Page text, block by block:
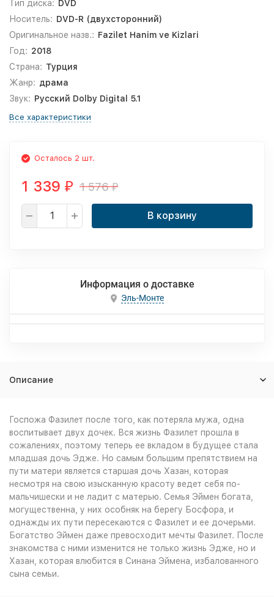
Тип диска: DVD
Носитель: DVD-R (двухсторонний)
Оригинальное назв.: Fazilet Hanim ve Kizlari
Год: 2018
Страна: Турция
Жанр: драма
Звук: Русский Dolby Digital 5.1
Все характеристики
Осталось 2 шт.
1 339 ₽ 1 576₽
В корзину
Информация о доставке
Эль-Монте
Описание
Госпожа Фазилет после того, как потеряла мужа, одна
воспитывает двух дочек. Вся жизнь Фазилет прошла в
сожалениях, поэтому теперь ее вкладом в будущее стала
младшая дочь Эдже. Но самым большим препятствием на
пути матери является старшая дочь Хазан, которая
несмотря на свою изысканную красоту ведет себя по-
мальчишески и не ладит с матерью. Семья Эймен богата,
могущественна, у них особняк на берегу Босфора, и
однажды их пути пересекаются с Фазилет и ее дочерьми.
Богатство Эймен даже превосходит мечты Фазилет. После
знакомства с ними изменится не только жизнь Эдже, но и
Хазан, которая влюбится в Синана Эймена, избалованного
сына семьи.